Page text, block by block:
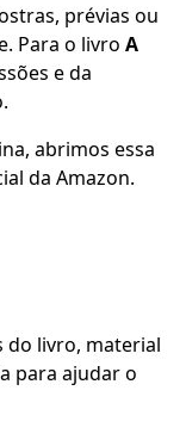
prévias ou
Para o livro A
e da
abrimos essa
da Amazon.
do livro, material
para ajudar o